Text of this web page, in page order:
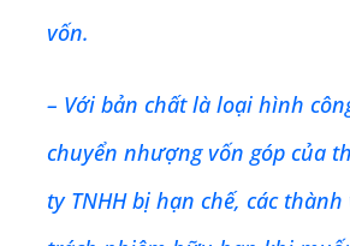
vốn.
– Với bản chất là loại hình
chuyển nhượng vốn góp của
ty TNHH bị hạn chế, các